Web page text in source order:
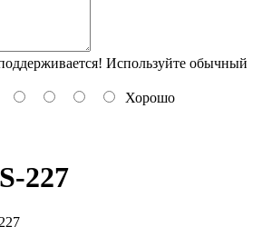
Используйте обычный
Хорошо
227